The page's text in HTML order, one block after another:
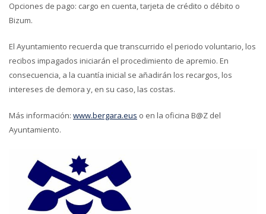
Opciones de pago: cargo en cuenta, tarjeta de crédito o débito o
Bizum.
El Ayuntamiento recuerda que transcurrido el periodo voluntario, los
recibos impagados iniciarán el procedimiento de apremio. En
consecuencia, a la cuantía inicial se añadirán los recargos, los
intereses de demora y, en su caso, las costas.
Más información: www.bergara.eus o en la oficina B@Z del
Ayuntamiento.